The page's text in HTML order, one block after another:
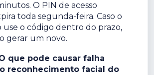
O PIN de acesso
toda segunda-feira. Caso o
o código dentro do prazo,
gerar um novo.
que pode causar falha
reconhecimento facial do